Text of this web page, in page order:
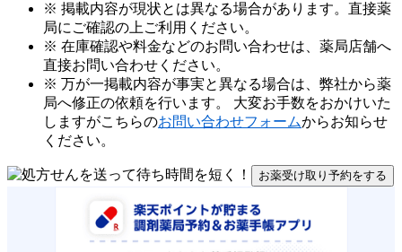
※ 掲載内容が現状とは異なる場合があります。直接薬
局にご確認の上ご利用ください。
※ 在庫確認や料金などのお問い合わせは、薬局店舗へ
直接お問い合わせください。
※ 万が一掲載内容が事実と異なる場合は、弊社から薬
局へ修正の依頼を行います。 大変お手数をおかけいた
しますがこちらのお問い合わせフォームからお知らせ
ください。
お薬受け取り予約をする